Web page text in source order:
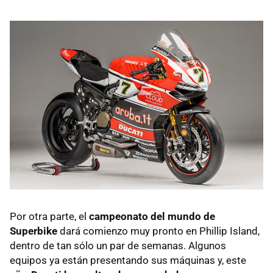
Por otra parte, el campeonato del mundo de
Superbike dará comienzo muy pronto en Phillip Island,
dentro de tan sólo un par de semanas. Algunos
equipos ya están presentando sus máquinas y, este